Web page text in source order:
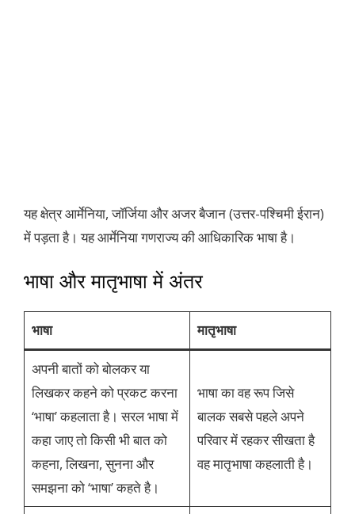
यह क्षेत्र आर्मेनिया, जॉर्जिया और अजर बैजान (उत्तर-पश्चिमी ईरान)
में पड़ता है। यह आर्मेनिया गणराज्य की आधिकारिक भाषा है।
भाषा और मातृभाषा में अंतर
भाषा मातृभाषा
अपनी बातों को बोलकर या
लिखकर कहने को प्रकट करना
‘भाषा’ कहलाता है। सरल भाषा में
कहा जाए तो किसी भी बात को
कहना, लिखना, सुनना और
समझना को ‘भाषा’ कहते है।
भाषा का वह रूप जिसे
बालक सबसे पहले अपने
परिवार में रहकर सीखता है
वह मातृभाषा कहलाती है।